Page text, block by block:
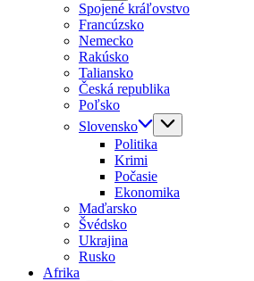
Spojené kráľovstvo
Francúzsko
Nemecko
Rakúsko
Taliansko
Česká republika
Poľsko
Slovensko
Politika
Krimi
Počasie
Ekonomika
Maďarsko
Švédsko
Ukrajina
Rusko
Afrika